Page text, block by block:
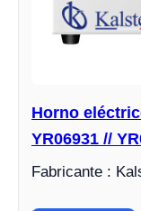
Horno
YR06931 //
Fabricante :